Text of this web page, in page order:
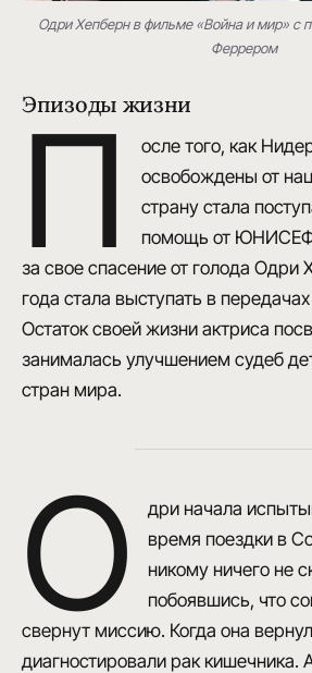
Одри Хепберн в фильме «Война и мир»
Феррером
Эпизоды жизни
П
осле того, как
освобождены от
страну стала
помощь от
за свое спасение от голода Одри
года стала выступать в
Остаток своей жизни актриса
занималась улучшением судеб
стран мира.
О
дри начала
время поездки в
никому ничего не
побоявшись, что
свернут миссию. Когда она
диагностировали рак кишечника.